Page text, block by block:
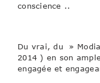
conscience ..
Du vrai, du »
2014 ) en son
engagée et